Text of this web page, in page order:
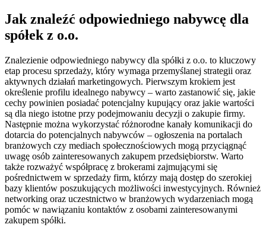
Jak znaleźć odpowiedniego nabywcę dla
spółek z o.o.
Znalezienie odpowiedniego nabywcy dla spółki z o.o. to kluczowy
etap procesu sprzedaży, który wymaga przemyślanej strategii oraz
aktywnych działań marketingowych. Pierwszym krokiem jest
określenie profilu idealnego nabywcy – warto zastanowić się, jakie
cechy powinien posiadać potencjalny kupujący oraz jakie wartości
są dla niego istotne przy podejmowaniu decyzji o zakupie firmy.
Następnie można wykorzystać różnorodne kanały komunikacji do
dotarcia do potencjalnych nabywców – ogłoszenia na portalach
branżowych czy mediach społecznościowych mogą przyciągnąć
uwagę osób zainteresowanych zakupem przedsiębiorstw. Warto
także rozważyć współpracę z brokerami zajmującymi się
pośrednictwem w sprzedaży firm, którzy mają dostęp do szerokiej
bazy klientów poszukujących możliwości inwestycyjnych. Również
networking oraz uczestnictwo w branżowych wydarzeniach mogą
pomóc w nawiązaniu kontaktów z osobami zainteresowanymi
zakupem spółki.